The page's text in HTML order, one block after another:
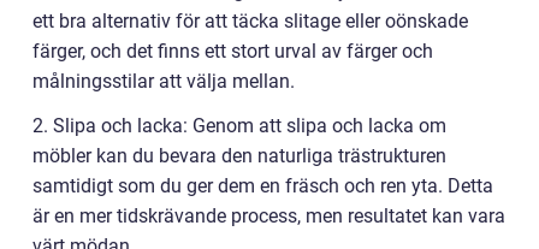
ett bra alternativ för att täcka slitage eller oönskade
färger, och det finns ett stort urval av färger och
målningsstilar att välja mellan.
2. Slipa och lacka: Genom att slipa och lacka om
möbler kan du bevara den naturliga trästrukturen
samtidigt som du ger dem en fräsch och ren yta. Detta
är en mer tidskrävande process, men resultatet kan vara